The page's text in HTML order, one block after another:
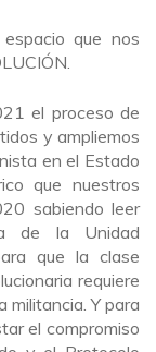
que nos
el proceso de
y ampliemos
en el Estado
que nuestros
sabiendo leer
de la Unidad
que la clase
requiere
militancia. Y para
el compromiso